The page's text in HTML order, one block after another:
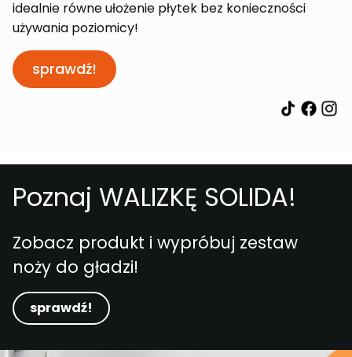
idealnie równe ułożenie płytek bez konieczności
używania poziomicy!
sprawdź!
Poznaj WALIZKĘ SOLIDA!
Zobacz produkt i wypróbuj zestaw
noży do gładzi!
sprawdź!